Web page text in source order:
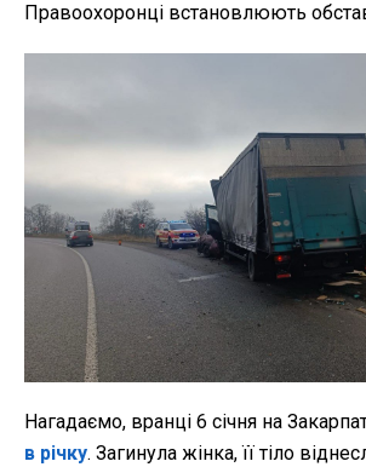
Правоохоронці встановлюють
Нагадаємо, вранці 6 січня на
в річку. Загинула жінка, її тіло